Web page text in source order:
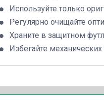
Используйте только
Регулярно очищайте
Храните в защитном
Избегайте